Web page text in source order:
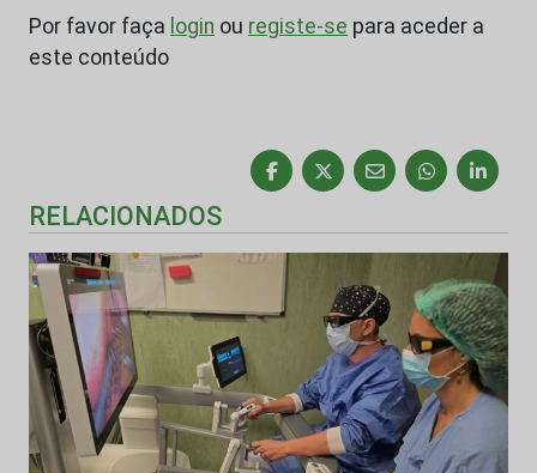
Por favor faça login ou registe-se para aceder a
este conteúdo
RELACIONADOS